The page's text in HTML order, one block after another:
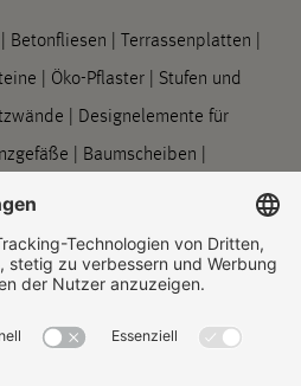
| Betonfliesen | Terrassenplatten |
| Öko-Pflaster | Stufen und
| Designelemente für
| Baumscheiben |
|Kontakt|